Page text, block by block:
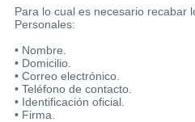
Para lo cual es necesario recabar
Personales:
• Nombre.
• Domicilio.
• Correo electrónico.
• Teléfono de contacto.
• Identificación oficial.
• Firma.